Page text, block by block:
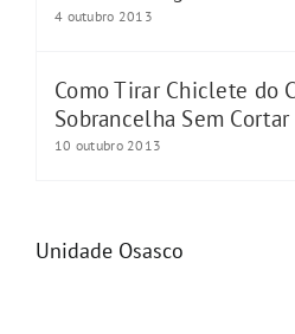
4 outubro 2013
Como Tirar Chiclete do
Sobrancelha Sem Cortar
10 outubro 2013
Unidade Osasco